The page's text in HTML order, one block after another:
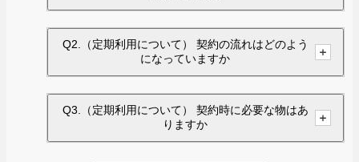
Q2.（定期利用について） 契約の流れはどのよう
になっていますか
Q3.（定期利用について） 契約時に必要な物はあ
りますか